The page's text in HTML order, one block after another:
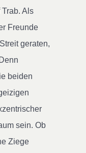
Als
Freunde
geraten,
beiden
sein. Ob
Ziege